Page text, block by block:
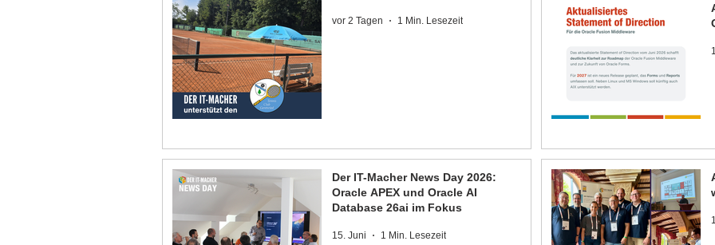
vor 2 Tagen 1 Min. Lesezeit
Der IT-Macher News Day 2026:
Oracle APEX und Oracle AI
Database 26ai im Fokus
15. Juni 1 Min. Lesezeit